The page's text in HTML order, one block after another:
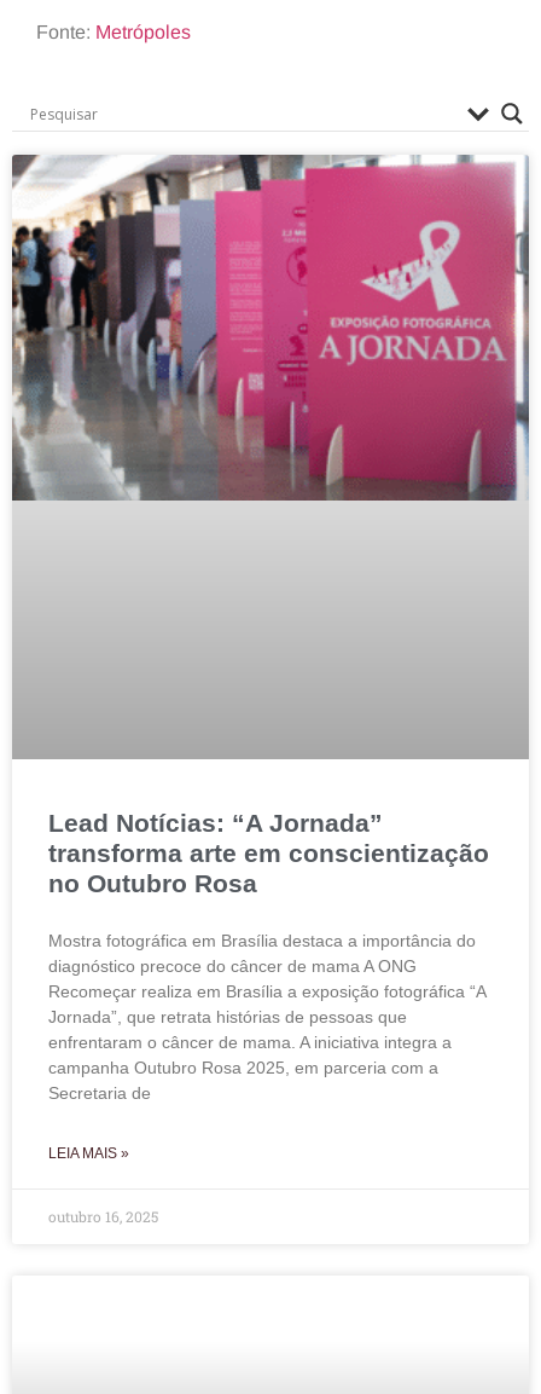
Fonte: Metrópoles
Lead Notícias: “A Jornada”
transforma arte em conscientização
no Outubro Rosa
Mostra fotográfica em Brasília destaca a importância do
diagnóstico precoce do câncer de mama A ONG
Recomeçar realiza em Brasília a exposição fotográfica “A
Jornada”, que retrata histórias de pessoas que
enfrentaram o câncer de mama. A iniciativa integra a
campanha Outubro Rosa 2025, em parceria com a
Secretaria de
LEIA MAIS »
outubro 16, 2025